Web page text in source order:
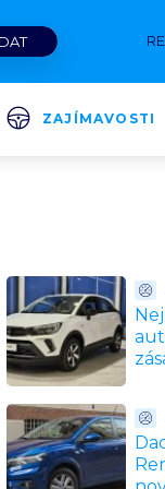
ZAJÍMAVOSTI
být